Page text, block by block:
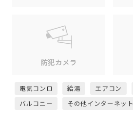
防犯カメラ
電気コンロ 給湯 エアコン
バルコニー
その他インターネット